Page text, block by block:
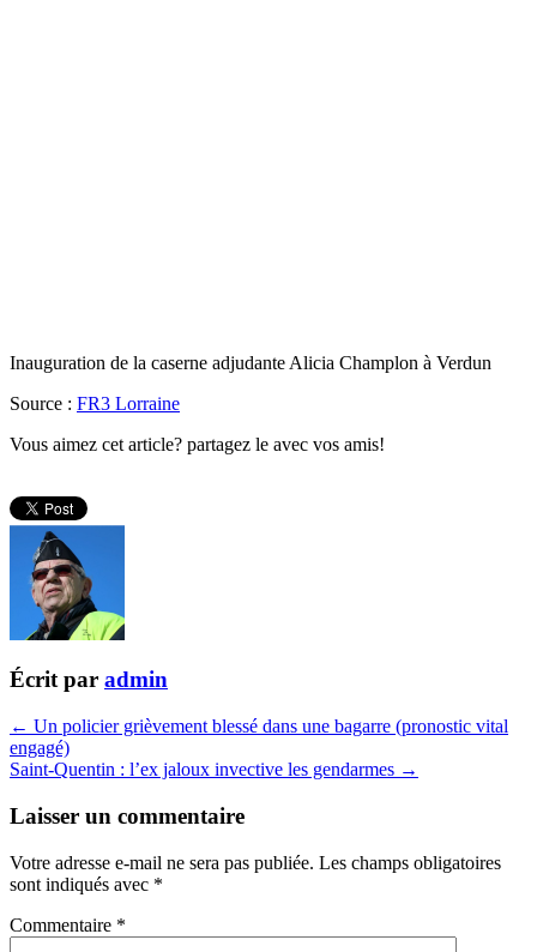
Inauguration de la caserne adjudante Alicia Champlon à Verdun
Source : FR3 Lorraine
Vous aimez cet article? partagez le avec vos amis!
Écrit par admin
← Un policier grièvement blessé dans une bagarre (pronostic vital
engagé)
Saint-Quentin : l’ex jaloux invective les gendarmes →
Laisser un commentaire
Votre adresse e-mail ne sera pas publiée. Les champs obligatoires
sont indiqués avec *
Commentaire *